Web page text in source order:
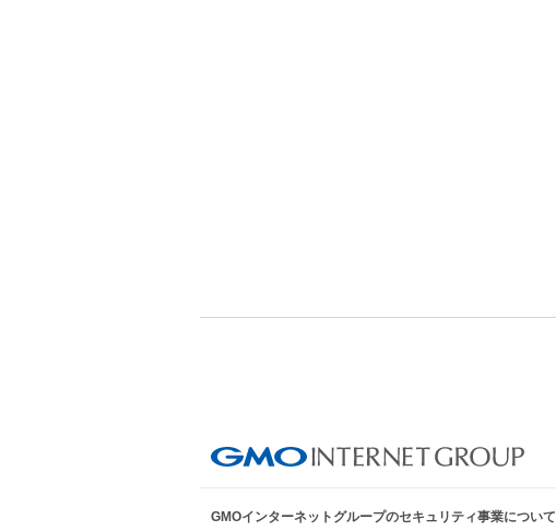
GMOインターネットグループのセキュリティ事業について